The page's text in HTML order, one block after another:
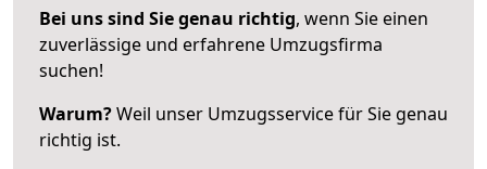
Bei uns sind Sie genau richtig, wenn Sie einen
zuverlässige und erfahrene Umzugsfirma
suchen!
Warum?Weil unser Umzugsservice für Sie genau
richtig ist.